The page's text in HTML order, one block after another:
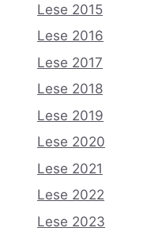
Lese 2015
Lese 2016
Lese 2017
Lese 2018
Lese 2019
Lese 2020
Lese 2021
Lese 2022
Lese 2023